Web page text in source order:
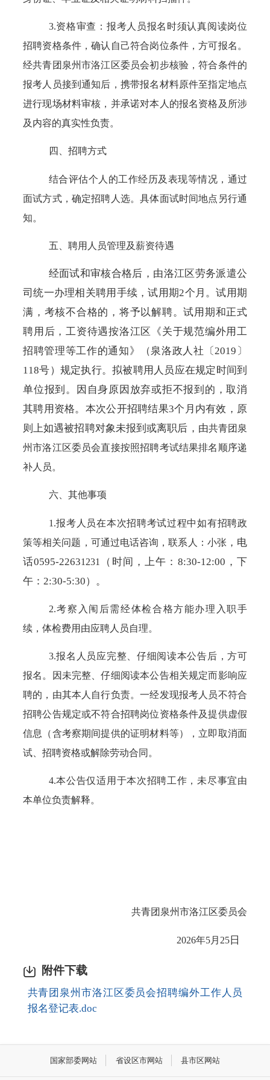
3.资格审查：报考人员报名时须认真阅读岗位
招聘资格条件，确认自己符合岗位条件，方可报名。
经共青团泉州市洛江区委员会初步核验，符合条件的
报考人员接到通知后，携带报名材料原件至指定地点
进行现场材料审核，并承诺对本人的报名资格及所涉
及内容的真实性负责。
四、招聘方式
结合评估个人的工作经历及表现等情况，通过
面试方式，确定招聘人选。具体面试时间地点另行通
知。
五、聘用人员管理及薪资待遇
经面试和审核合格后，由洛江区劳务派遣公
司统一办理相关聘用手续，试用期2个月。试用期
满，考核不合格的，将予以解聘。试用期和正式
聘用后，工资待遇按洛江区《关于规范编外用工
招聘管理等工作的通知》（泉洛政人社〔2019〕
118号）规定执行。拟被聘用人员应在规定时间到
单位报到。因自身原因放弃或拒不报到的，取消
其聘用资格。本次公开招聘结果3个月内有效，原
则上如遇被招聘对象未报到或离职后，由共青团泉
州市洛江区委员会直接按照招聘考试结果排名顺序递
补人员。
六、其他事项
1.报考人员在本次招聘考试过程中如有招聘政
策等相关问题，可通过电话咨询，联系人： 小张 ，电
话0595-22631231 （时间，上午： 8:30-12:00，下
午：2:30-5:30）。
2.考察入闱后需经体检合格方能办理入职手
续，体检费用由应聘人员自理。
3.报名人员应完整、仔细阅读本公告后，方可
报名。因未完整、仔细阅读本公告相关规定而影响应
聘的，由其本人自行负责。一经发现报考人员不符合
招聘公告规定或不符合招聘岗位资格条件及提供虚假
信息（含考察期间提供的证明材料等），立即取消面
试、招聘资格或解除劳动合同。
4.本公告仅适用于本次招聘工作，未尽事宜由
本单位负责解释。
共青团泉州市洛江区委员会
2026年5月 25 日
附件下载
共青团泉州市洛江区委员会招聘编外工作人员
报名登记表.doc
国家部委网站 省设区市网站 县市区网站